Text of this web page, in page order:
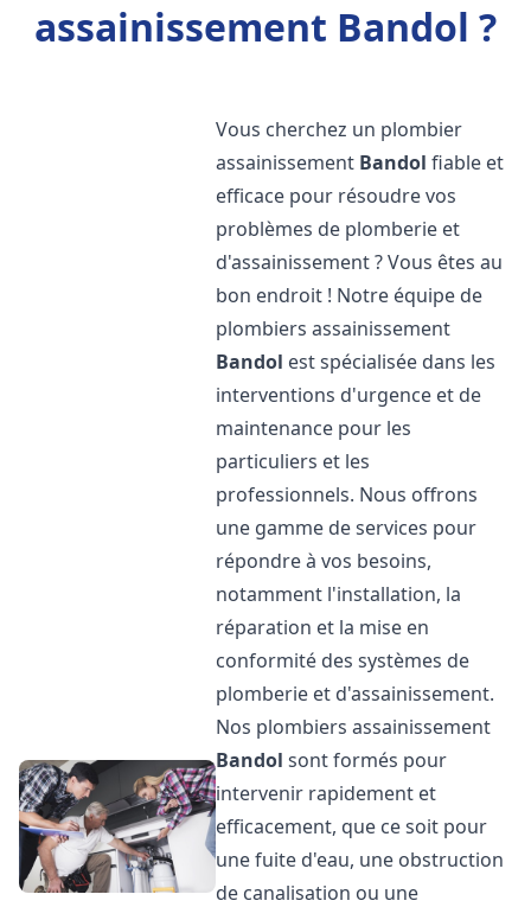
assainissement Bandol ?
Vous cherchez un plombier
assainissement Bandol fiable et
efficace pour résoudre vos
problèmes de plomberie et
d'assainissement ? Vous êtes au
bon endroit ! Notre équipe de
plombiers assainissement
Bandol est spécialisée dans les
interventions d'urgence et de
maintenance pour les
particuliers et les
professionnels. Nous offrons
une gamme de services pour
répondre à vos besoins,
notamment l'installation, la
réparation et la mise en
conformité des systèmes de
plomberie et d'assainissement.
Nos plombiers assainissement
Bandol sont formés pour
intervenir rapidement et
efficacement, que ce soit pour
une fuite d'eau, une obstruction
de canalisation ou une